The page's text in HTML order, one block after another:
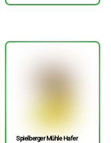
Spielberger Mühle Hafer